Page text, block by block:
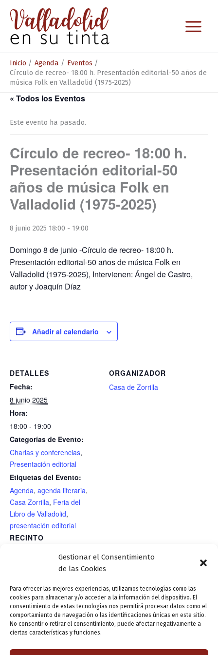
Gestionar el Consentimiento
de las Cookies
Para ofrecer las mejores experiencias, utilizamos tecnologías como las
cookies para almacenar y/o acceder a la información del dispositivo. El
consentimiento de estas tecnologías nos permitirá procesar datos como el
comportamiento de navegación o las identificaciones únicas en este sitio.
No consentir o retirar el consentimiento, puede afectar negativamente a
ciertas características y funciones.
contenido
Inicio Agenda
Eventos
Círculo de recreo- 18:00 h. Presentación editorial-50 años de
música Folk en Valladolid (1975-2025)
« Todos los Eventos
Este evento ha pasado.
Círculo de recreo- 18:00 h.
Presentación editorial-50
años de música Folk en
Valladolid (1975-2025)
8 junio 2025 18:00 - 19:00
Domingo 8 de junio -Círculo de recreo- 18:00 h.
Presentación editorial-50 años de música Folk en
Valladolid (1975-2025), Intervienen: Ángel de Castro,
autor y Joaquín Díaz
Añadir al calendario
DETALLES
Fecha:
8 junio 2025
Hora:
18:00 - 19:00
Categorías de Evento:
Charlas y conferencias,
Presentación editorial
Etiquetas del Evento:
Agenda, agenda literaria,
Casa Zorrilla, Feria del
Libro de Valladolid,
presentación editorial
RECINTO
ORGANIZADOR
Casa de Zorrilla
Círculo de Recreo.
Presentación editorial.
Narciso Alonso Cortés. vida
y obra de Victorina Alonso-
SEMANA INTERNACIONAL ARCHIVOS
2025. 19:00 h. Archivo de la Real
Chancillería (c/ Chancillería….). Mesa
redonda: “NAC y sus tesoros en los